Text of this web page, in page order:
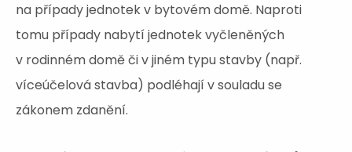
na případy jednotek v bytovém domě. Naproti
tomu případy nabytí jednotek vyčleněných
v rodinném domě či v jiném typu stavby (např.
víceúčelová stavba) podléhají v souladu se
zákonem zdanění.